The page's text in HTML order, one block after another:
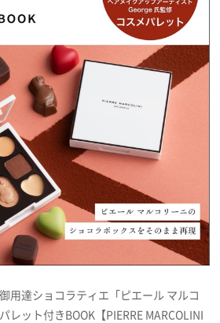
用達ショコラティエ「ピエール マルコ
レット付きBOOK【PIERRE MARCOLINI